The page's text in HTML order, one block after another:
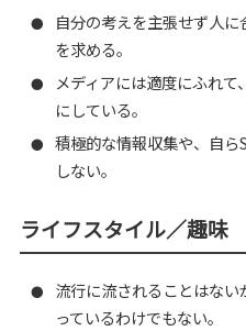
●
自分の考えを主張せず人
を求める。
●
メディアには適度にふれ
にしている。
●
積極的な情報収集や、自
しない。
ライフスタイル／趣味
●
流行に流されることはな
っているわけでもない。